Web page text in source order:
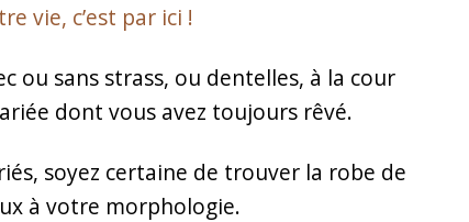
vie, c’est par ici !
ou sans strass, ou dentelles, à la cour
dont vous avez toujours rêvé.
soyez certaine de trouver la robe de
à votre morphologie.